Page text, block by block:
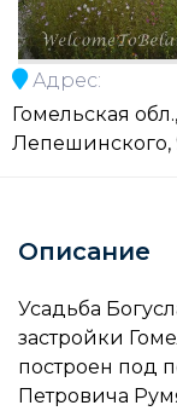
Адрес:
Гомельская
Лепешинского,
Описание
Усадьба
застройки
построен под
Петровича